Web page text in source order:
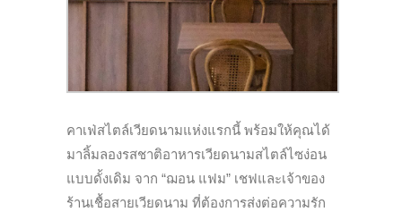
คาเฟ่สไตล์เวียดนามแห่งแรกนี้ พร้อมให้คุณได้
มาลิ้มลองรสชาติอาหารเวียดนามสไตล์ไซง่อน
แบบดั้งเดิม จาก “ฌอน แฟม” เชฟและเจ้าของ
ร้านเชื้อสายเวียดนาม ที่ต้องการส่งต่อความรัก